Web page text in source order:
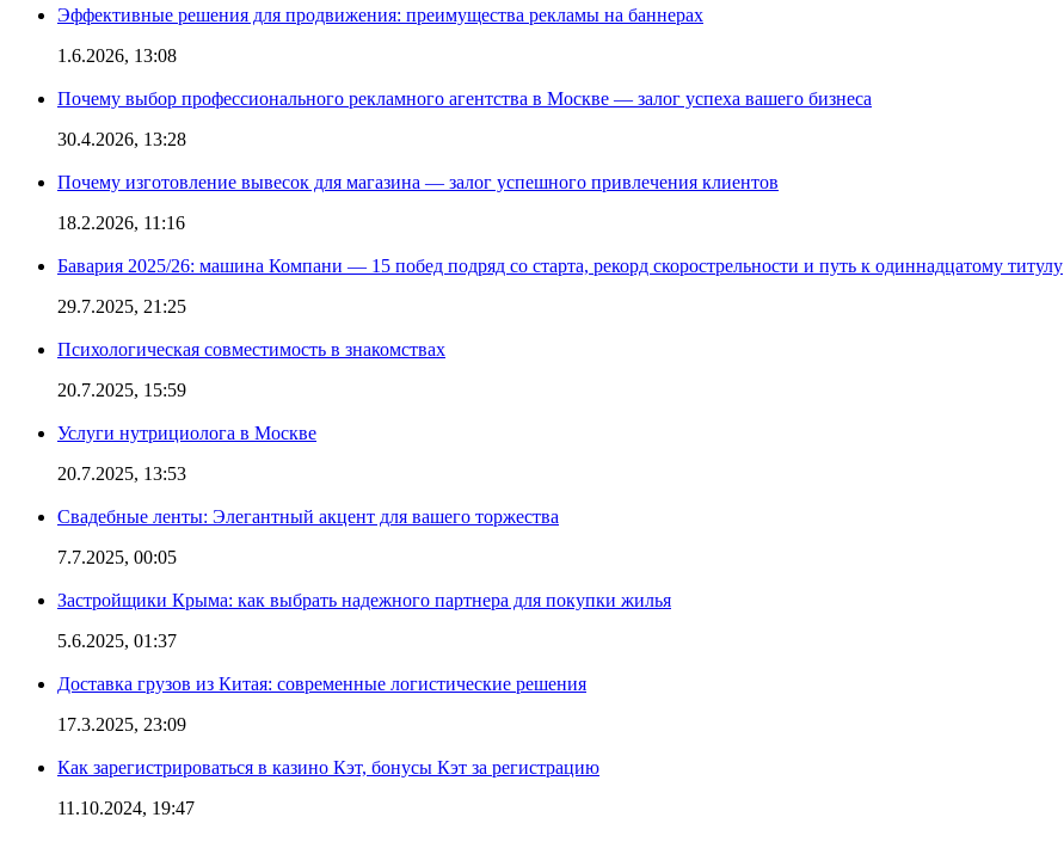
Эффективные решения для продвижения: преимущества рекламы на баннерах
1.6.2026, 13:08
Почему выбор профессионального рекламного агентства в Москве — залог успеха вашего бизнеса
30.4.2026, 13:28
Почему изготовление вывесок для магазина — залог успешного привлечения клиентов
18.2.2026, 11:16
Бавария 2025/26: машина Компани — 15 побед подряд со старта, рекорд скорострельности и путь к одиннадцатому титулу
29.7.2025, 21:25
Психологическая совместимость в знакомствах
20.7.2025, 15:59
Услуги нутрициолога в Москве
20.7.2025, 13:53
Свадебные ленты: Элегантный акцент для вашего торжества
7.7.2025, 00:05
Застройщики Крыма: как выбрать надежного партнера для покупки жилья
5.6.2025, 01:37
Доставка грузов из Китая: современные логистические решения
17.3.2025, 23:09
Как зарегистрироваться в казино Кэт, бонусы Кэт за регистрацию
11.10.2024, 19:47